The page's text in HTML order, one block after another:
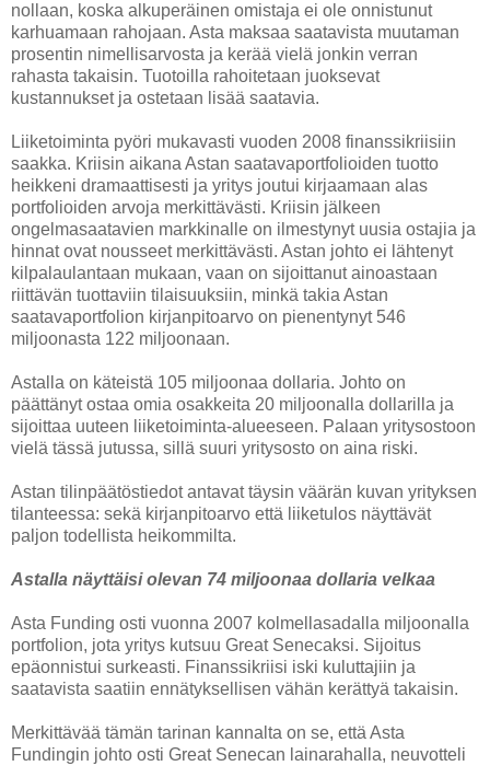
nollaan, koska alkuperäinen omistaja ei ole onnistunut
karhuamaan rahojaan. Asta maksaa saatavista muutaman
prosentin nimellisarvosta ja kerää vielä jonkin verran
rahasta takaisin. Tuotoilla rahoitetaan juoksevat
kustannukset ja ostetaan lisää saatavia.
Liiketoiminta pyöri mukavasti vuoden 2008 finanssikriisiin
saakka. Kriisin aikana Astan saatavaportfolioiden tuotto
heikkeni dramaattisesti ja yritys joutui kirjaamaan alas
portfolioiden arvoja merkittävästi. Kriisin jälkeen
ongelmasaatavien markkinalle on ilmestynyt uusia ostajia ja
hinnat ovat nousseet merkittävästi. Astan johto ei lähtenyt
kilpalaulantaan mukaan, vaan on sijoittanut ainoastaan
riittävän tuottaviin tilaisuuksiin, minkä takia Astan
saatavaportfolion kirjanpitoarvo on pienentynyt 546
miljoonasta 122 miljoonaan.
Astalla on käteistä 105 miljoonaa dollaria. Johto on
päättänyt ostaa omia osakkeita 20 miljoonalla dollarilla ja
sijoittaa uuteen liiketoiminta-alueeseen. Palaan yritysostoon
vielä tässä jutussa, sillä suuri yritysosto on aina riski.
Astan tilinpäätöstiedot antavat täysin väärän kuvan yrityksen
tilanteessa: sekä kirjanpitoarvo että liiketulos näyttävät
paljon todellista heikommilta.
Astalla näyttäisi olevan 74 miljoonaa dollaria velkaa
Asta Funding osti vuonna 2007 kolmellasadalla miljoonalla
portfolion, jota yritys kutsuu Great Senecaksi. Sijoitus
epäonnistui surkeasti. Finanssikriisi iski kuluttajiin ja
saatavista saatiin ennätyksellisen vähän kerättyä takaisin.
Merkittävää tämän tarinan kannalta on se, että Asta
Fundingin johto osti Great Senecan lainarahalla, neuvotteli